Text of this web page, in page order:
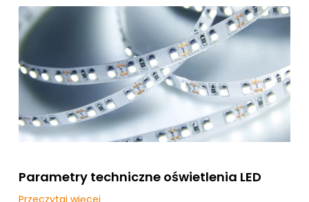
Parametry techniczne oświetlenia LED
Przeczytaj więcej